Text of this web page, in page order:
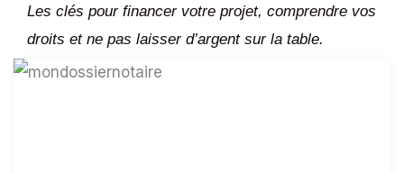
Les clés pour financer votre projet, comprendre vos
droits et ne pas laisser d’argent sur la table.